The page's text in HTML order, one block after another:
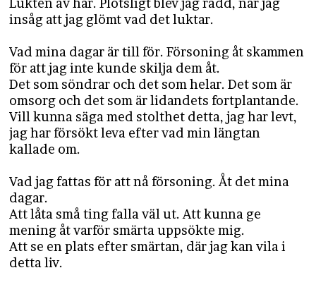
Lukten av hår. Plötsligt blev jag rädd, när jag
insåg att jag glömt vad det luktar.
Vad mina dagar är till för. Försoning åt skammen
för att jag inte kunde skilja dem åt.
Det som söndrar och det som helar. Det som är
omsorg och det som är lidandets fortplantande.
Vill kunna säga med stolthet detta, jag har levt,
jag har försökt leva efter vad min längtan
kallade om.
Vad jag fattas för att nå försoning. Åt det mina
dagar.
Att låta små ting falla väl ut. Att kunna ge
mening åt varför smärta uppsökte mig.
Att se en plats efter smärtan, där jag kan vila i
detta liv.